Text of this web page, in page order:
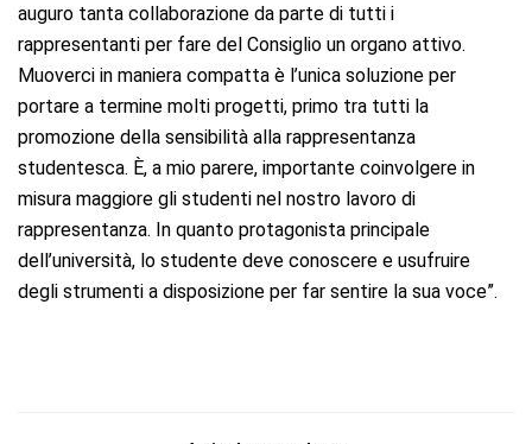
auguro tanta collaborazione da parte di tutti i
rappresentanti per fare del Consiglio un organo attivo.
Muoverci in maniera compatta è l’unica soluzione per
portare a termine molti progetti, primo tra tutti la
promozione della sensibilità alla rappresentanza
studentesca. È, a mio parere, importante coinvolgere in
misura maggiore gli studenti nel nostro lavoro di
rappresentanza. In quanto protagonista principale
dell’università, lo studente deve conoscere e usufruire
degli strumenti a disposizione per far sentire la sua voce”.